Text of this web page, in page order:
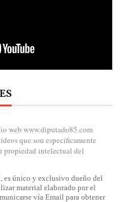
web www.diputado85.com
que son específicamente
propiedad intelectual del
es único y exclusivo dueño del
material elaborado por el
vía Email para obtener